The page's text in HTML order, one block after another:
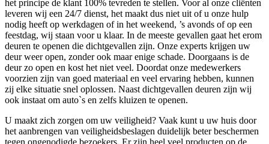
het principe de klant 100% tevreden te stellen. Voor al onze cliënten
leveren wij een 24/7 dienst, het maakt dus niet uit of u onze hulp
nodig heeft op werkdagen of in het weekend, ’s avonds of op een
feestdag, wij staan voor u klaar. In de meeste gevallen gaat het erom
deuren te openen die dichtgevallen zijn. Onze experts krijgen uw
deur weer open, zonder ook maar enige schade. Doorgaans is de
deur zo open en kost het niet veel. Doordat onze medewerkers
voorzien zijn van goed materiaal en veel ervaring hebben, kunnen
zij elke situatie snel oplossen. Naast dichtgevallen deuren zijn wij
ook instaat om auto`s en zelfs kluizen te openen.
U maakt zich zorgen om uw veiligheid? Vaak kunt u uw huis door
het aanbrengen van veiligheidsbeslagen duidelijk beter beschermen
tegen ongenodigde bezoekers. Er zijn heel veel producten op de